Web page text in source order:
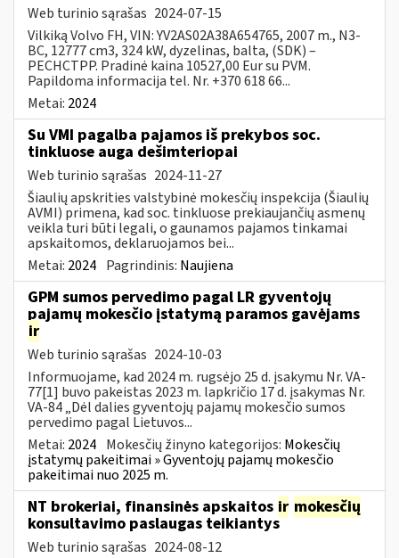
Web turinio sąrašas 2024-07-15
Vilkiką Volvo FH, VIN: YV2AS02A38A654765, 2007 m., N3-
BC, 12777 cm3, 324 kW, dyzelinas, balta, (SDK) –
PECHCTPP. Pradinė kaina 10527,00 Eur su PVM.
Papildoma informacija tel. Nr. +370 618 66...
Metai: 2024
Su VMI pagalba pajamos iš prekybos soc.
tinkluose auga dešimteriopai
Web turinio sąrašas 2024-11-27
Šiaulių apskrities valstybinė mokesčių inspekcija (Šiaulių
AVMI) primena, kad soc. tinkluose prekiaujančių asmenų
veikla turi būti legali, o gaunamos pajamos tinkamai
apskaitomos, deklaruojamos bei...
Metai: 2024 Pagrindinis: Naujiena
GPM sumos pervedimo pagal LR gyventojų
pajamų mokesčio įstatymą paramos gavėjams
ir
Web turinio sąrašas 2024-10-03
Informuojame, kad 2024 m. rugsėjo 25 d. įsakymu Nr. VA-
77[1] buvo pakeistas 2023 m. lapkričio 17 d. įsakymas Nr.
VA-84 „Dėl dalies gyventojų pajamų mokesčio sumos
pervedimo pagal Lietuvos...
Metai: 2024 Mokesčių žinyno kategorijos: Mokesčių
įstatymų pakeitimai » Gyventojų pajamų mokesčio
pakeitimai nuo 2025 m.
NT brokeriai, finansinės apskaitos ir mokesčių
konsultavimo paslaugas teikiantys
Web turinio sąrašas 2024-08-12